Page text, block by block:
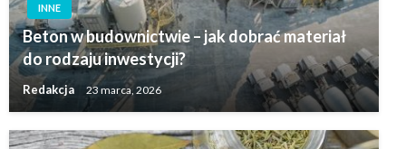
INNE
Beton w budownictwie – jak dobrać materiał
do rodzaju inwestycji?
Redakcja 23 marca, 2026